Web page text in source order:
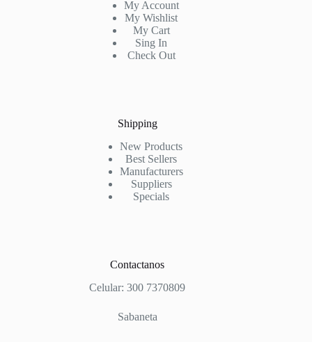
My Account
My Wishlist
My Cart
Sing In
Check Out
Shipping
New Products
Best Sellers
Manufacturers
Suppliers
Specials
Contactanos
Celular: 300 7370809
Sabaneta